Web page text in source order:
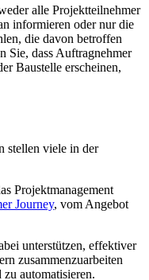
alle Projektteilnehmer
informieren oder nur die
die davon betroffen
Sie, dass Auftragnehmer
Baustelle erscheinen,
stellen viele in der
Projektmanagement
Journey, vom Angebot
unterstützen, effektiver
zusammenzuarbeiten
zu automatisieren.